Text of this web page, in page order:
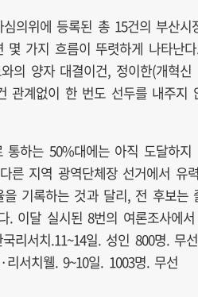
의위에 등록된 총 15건의 부산시
몇 가지 흐름이 뚜렷하게 나타난
의 양자 대결이건, 정이한(개혁신
관계없이 한 번도 선두를 내주지
통하는 50%대에는 아직 도달하지
른 지역 광역단체장 선거에서 유
기록하는 것과 달리, 전 후보는
. 이달 실시된 8번의 여론조사에서
리서치.11~14일. 성인 800명. 무선
서치웰. 9~10일. 1003명. 무선